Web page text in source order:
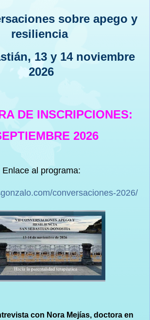
sobre apego y
resiliencia
13 y 14 noviembre
2026
DE INSCRIPCIONES:
2026
Enlace al programa:
conversaciones-2026/
con Nora Mejías, doctora en